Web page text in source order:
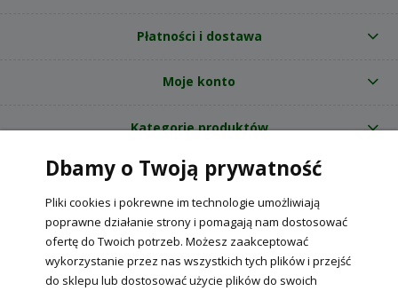
Płatności i dostawa
Moje konto
Kategorie produktów
O nas
Internetowy sklep ogrodniczy z nasionami RajOgrodnika.pl
NIP: 6090037061, REGON: 260240470 | Czarnca, ul. Tęczowa 31, 29-100
Włoszczowa
Dbamy o Twoją prywatność
Pliki cookies i pokrewne im technologie umożliwiają
poprawne działanie strony i pomagają nam dostosować
ofertę do Twoich potrzeb. Możesz zaakceptować
wykorzystanie przez nas wszystkich tych plików i przejść
do sklepu lub dostosować użycie plików do swoich